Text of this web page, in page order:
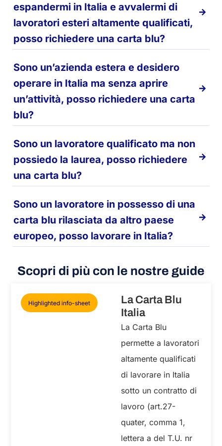
espandermi in Italia e avvalermi di
lavoratori esteri altamente qualificati,
posso richiedere una carta blu?
Sono un’azienda estera e desidero
operare in Italia ma senza aprire
un’attività, posso richiedere una carta
blu?
Sono un lavoratore qualificato ma non
possiedo la laurea, posso richiedere
una carta blu?
Sono un lavoratore in possesso di una
carta blu rilasciata da altro paese
europeo, posso lavorare in Italia?
Scopri di più con le nostre guide
Highlighted info-sheet
La Carta Blu
Italia
La Carta Blu
permette a lavoratori
altamente qualificati
di lavorare in Italia
sotto un contratto di
lavoro (art.27-
quater, comma 1,
lettera a del T.U. nr